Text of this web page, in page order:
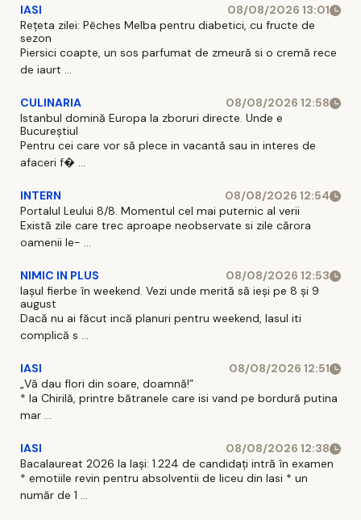
IASI
08/08/2026 13:01
Rețeta zilei: Pêches Melba pentru diabetici, cu fructe de
sezon
Piersici coapte, un sos parfumat de zmeură si o cremă rece
de iaurt ...
CULINARIA
08/08/2026 12:58
Istanbul domină Europa la zboruri directe. Unde e
Bucureștiul
Pentru cei care vor să plece in vacantă sau in interes de
afaceri f� ...
INTERN
08/08/2026 12:54
Portalul Leului 8/8. Momentul cel mai puternic al verii
Există zile care trec aproape neobservate si zile cărora
oamenii le- ...
NIMIC IN PLUS
08/08/2026 12:53
Iașul fierbe în weekend. Vezi unde merită să ieși pe 8 și 9
august
Dacă nu ai făcut incă planuri pentru weekend, Iasul iti
complică s ...
IASI
08/08/2026 12:51
„Vă dau flori din soare, doamnă!”
* la Chirilă, printre bătranele care isi vand pe bordură putina
mar ...
IASI
08/08/2026 12:38
Bacalaureat 2026 la Iași: 1.224 de candidați intră în examen
* emotiile revin pentru absolventii de liceu din Iasi * un
număr de 1 ...